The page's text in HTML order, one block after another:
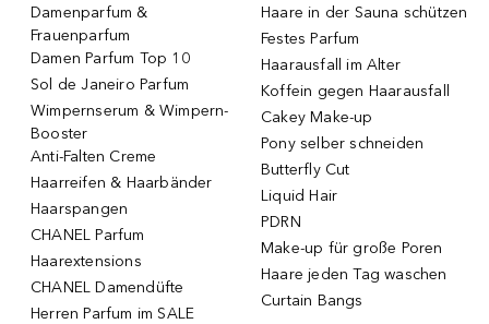
Damenparfum &
Frauenparfum
Damen Parfum Top 10
Sol de Janeiro Parfum
Wimpernserum & Wimpern-
Booster
Anti-Falten Creme
Haarreifen & Haarbänder
Haarspangen
CHANEL Parfum
Haarextensions
CHANEL Damendüfte
Herren Parfum im SALE
Haare in der Sauna schützen
Festes Parfum
Haarausfall im Alter
Koffein gegen Haarausfall
Cakey Make-up
Pony selber schneiden
Butterfly Cut
Liquid Hair
PDRN
Make-up für große Poren
Haare jeden Tag waschen
Curtain Bangs